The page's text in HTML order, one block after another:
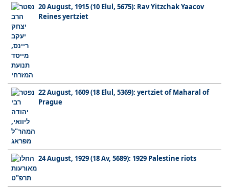
20 August, 1915 (10 Elul, 5675): Rav Yitzchak Yaacov
Reines yertziet
22 August, 1609 (18 Elul, 5369): yertziet of Maharal of
Prague
24 August, 1929 (18 Av, 5689): 1929 Palestine riots